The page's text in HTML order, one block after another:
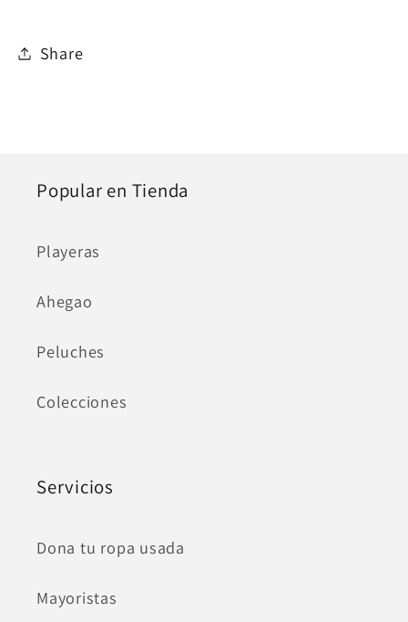
Share
Popular en Tienda
Playeras
Ahegao
Peluches
Colecciones
Servicios
Dona tu ropa usada
Mayoristas